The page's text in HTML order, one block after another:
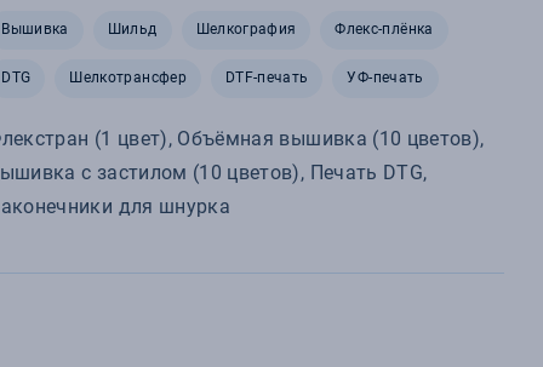
Вышивка Шильд Шелкография Флекс-плёнка
DTG Шелкотрансфер DTF-печать УФ-печать
(1 цвет), Объёмная вышивка (10 цветов),
с застилом (10 цветов), Печать DTG,
для шнурка